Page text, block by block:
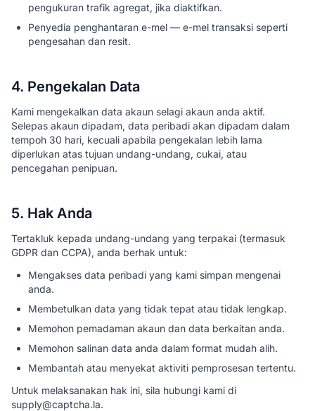
pengukuran trafik agregat, jika diaktifkan.
Penyedia penghantaran e-mel — e-mel transaksi seperti
pengesahan dan resit.
4. Pengekalan Data
Kami mengekalkan data akaun selagi akaun anda aktif.
Selepas akaun dipadam, data peribadi akan dipadam dalam
tempoh 30 hari, kecuali apabila pengekalan lebih lama
diperlukan atas tujuan undang-undang, cukai, atau
pencegahan penipuan.
5. Hak Anda
Tertakluk kepada undang-undang yang terpakai (termasuk
GDPR dan CCPA), anda berhak untuk:
Mengakses data peribadi yang kami simpan mengenai
anda.
Membetulkan data yang tidak tepat atau tidak lengkap.
Memohon pemadaman akaun dan data berkaitan anda.
Memohon salinan data anda dalam format mudah alih.
Membantah atau menyekat aktiviti pemprosesan tertentu.
Untuk melaksanakan hak ini, sila hubungi kami di
supply@captcha.la.